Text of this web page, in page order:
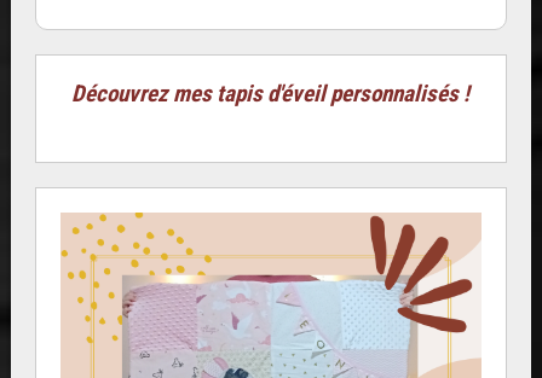
Découvrez mes tapis d'éveil personnalisés !